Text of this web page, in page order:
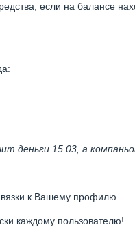
если на балансе
деньги 15.03, а
к Вашему профилю.
каждому пользователю!